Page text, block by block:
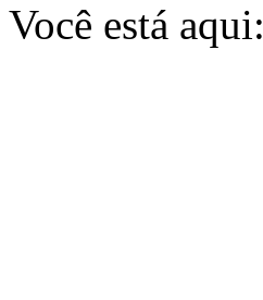
Você está aqui: